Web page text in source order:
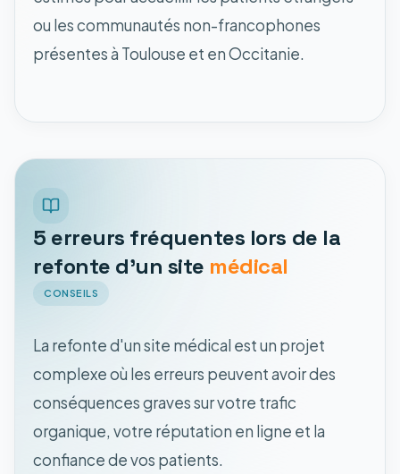
ou les communautés non-francophones
présentes à Toulouse et en Occitanie.
5 erreurs fréquentes lors de la
refonte d'un site médical
CONSEILS
La refonte d'un site médical est un projet
complexe où les erreurs peuvent avoir des
conséquences graves sur votre trafic
organique, votre réputation en ligne et la
confiance de vos patients.